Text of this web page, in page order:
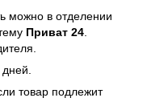
можно в отделении
Приват 24
товар подлежит